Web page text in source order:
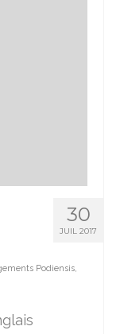
30
JUIL 2017
Podiensis,